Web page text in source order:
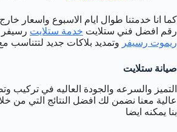
كما انا خدمتنا طوال ايام الاسبوع واسعار
رقم افضل فني ستلايت خدمة ستلايت رسيفر
ريموت رسيفر وتمديد بلاكات جديد لتتناسب
صيانة ستلايت
التميز والسرعه والجودة العاليه في تركيب
عالية معنا نضمن لك افضل النتائج التي من
بنا يمكنه ايضا